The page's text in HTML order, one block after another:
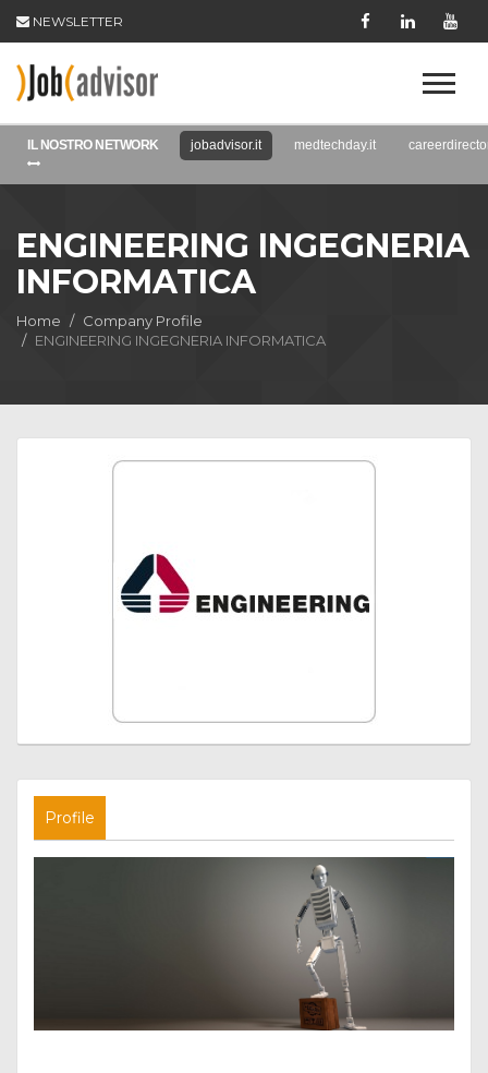
NEWSLETTER
IL NOSTRO NETWORK jobadvisor.it medtechday.it
ENGINEERING INGEGNERIA
INFORMATICA
Home
Company Profile
ENGINEERING INGEGNERIA INFORMATICA
Profile